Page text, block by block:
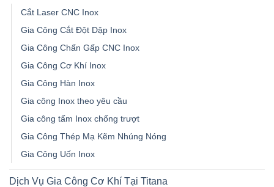
Cắt Laser CNC Inox
Gia Công Cắt Đột Dập Inox
Gia Công Chấn Gấp CNC Inox
Gia Công Cơ Khí Inox
Gia Công Hàn Inox
Gia công Inox theo yêu cầu
Gia công tấm Inox chống trượt
Gia Công Thép Mạ Kẽm Nhúng Nóng
Gia Công Uốn Inox
Dịch Vụ Gia Công Cơ Khí Tại Titana